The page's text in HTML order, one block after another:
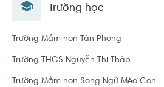
Trường học
Trường Mầm non Tân Phong
Trường THCS Nguyễn Thị Thập
Trường Mầm non Song Ngữ Mèo Con